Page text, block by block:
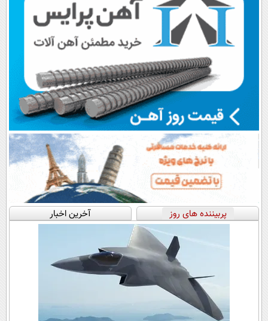
پربیننده های روز آخرین اخبار